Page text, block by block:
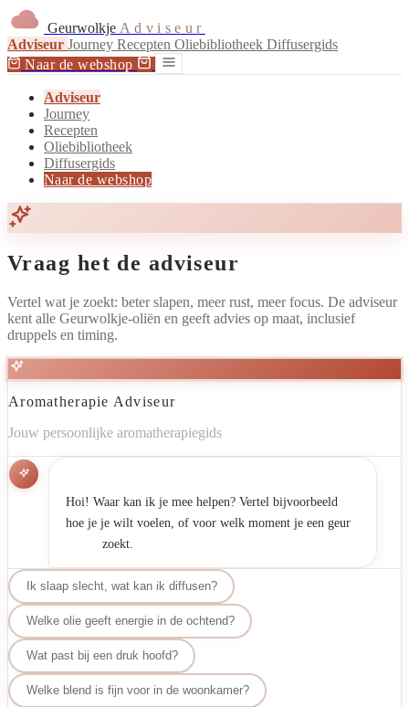
Geurwolkje Adviseur
Adviseur Journey Recepten Oliebibliotheek Diffusergids
Naar de webshop
Adviseur
Journey
Recepten
Oliebibliotheek
Diffusergids
Naar de webshop
Vraag het de adviseur
Vertel wat je zoekt: beter slapen, meer rust, meer focus. De adviseur
kent alle Geurwolkje-oliën en geeft advies op maat, inclusief
druppels en timing.
Aromatherapie Adviseur
Jouw persoonlijke aromatherapiegids
Hoi! Waar kan ik je mee helpen? Vertel bijvoorbeeld
hoe je je wilt voelen, of voor welk moment je een geur
Ik slaap slecht, wat kan ik diffusen?
Welke olie geeft energie in de ochtend?
Wat past bij een druk hoofd?
Welke blend is fijn voor in de woonkamer?